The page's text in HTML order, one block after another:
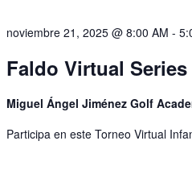
noviembre 21, 2025 @ 8:00 AM -
Faldo Virtual Series
Miguel Ángel Jiménez Golf
Participa en este Torneo Virtual